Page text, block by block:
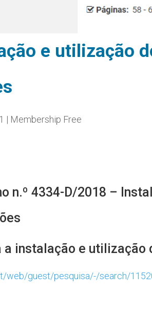
e utilização
| Membership Free
n.º 4334-D/2018 –
a instalação e utilização
web/guest/pesquisa/-/search/